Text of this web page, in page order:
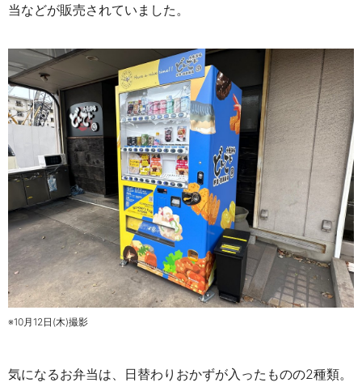
当などが販売されていました。
※10月12日(木)撮影
気になるお弁当は、日替わりおかずが入ったものの2種類。